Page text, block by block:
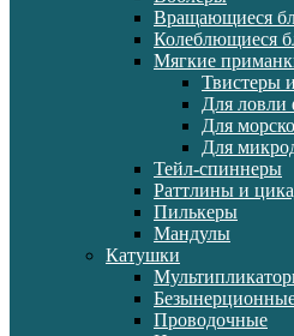
Вращающиеся
Колеблющиеся
Мягкие
Твистеры
Для ловли
Для
Для
Тейл-спиннеры
Раттлины и
Пилькеры
Мандулы
Катушки
Проводочные